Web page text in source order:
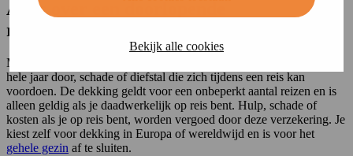
Bekijk alle cookies
Alles over een doorlopende
reisverzekering
Met een doorlopende reisverzekering verzeker je, gedurende het
hele jaar door, schade of diefstal die zich tijdens een reis kan
voordoen. De dekking geldt voor een onbeperkt aantal reizen en is
alleen geldig als je daadwerkelijk op reis bent. Hulp, schade of
kosten als je op reis bent, worden vergoed door deze verzekering. Je
kiest zelf voor dekking in Europa of wereldwijd en is voor het
gehele gezin af te sluiten.